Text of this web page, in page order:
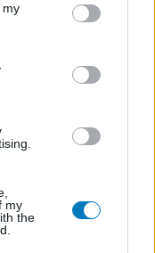
my
my
the
15 attacchi a 5. Ho
spero che dopo 25
libererò mai.